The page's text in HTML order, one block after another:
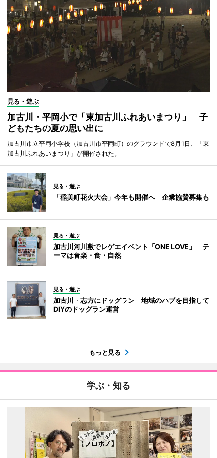
見る・遊ぶ
加古川・平岡小で「東加古川ふれあいまつり」 子
どもたちの夏の思い出に
加古川市立平岡小学校（加古川市平岡町）のグラウンドで8月1日、「東
加古川ふれあいまつり」が開催された。
見る・遊ぶ
「稲美町花火大会」今年も開催へ 企業協賛募集も
見る・遊ぶ
加古川河川敷でレゲエイベント「ONE LOVE」 テ
ーマは音楽・食・自然
見る・遊ぶ
加古川・志方にドッグラン 地域のハブを目指して
DIYのドッグラン運営
もっと見る
学ぶ・知る